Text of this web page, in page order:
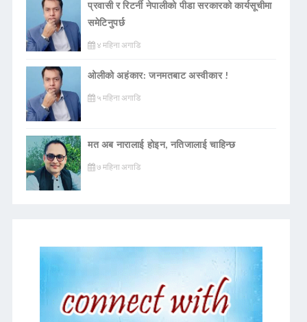
प्रवासी र रिटर्नी नेपालीको पीडा सरकारको कार्यसूचीमा
समेटिनुपर्छ
४ महिना अगाडि
ओलीको अहंकार: जनमतबाट अस्वीकार !
५ महिना अगाडि
मत अब नारालाई होइन, नतिजालाई चाहिन्छ
७ महिना अगाडि